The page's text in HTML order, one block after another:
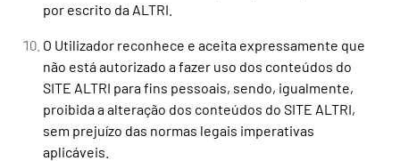
por escrito da ALTRI.
O Utilizador reconhece e aceita expressamente que
não está autorizado a fazer uso dos conteúdos do
SITE ALTRI para fins pessoais, sendo, igualmente,
proibida a alteração dos conteúdos do SITE ALTRI,
sem prejuízo das normas legais imperativas
aplicáveis.